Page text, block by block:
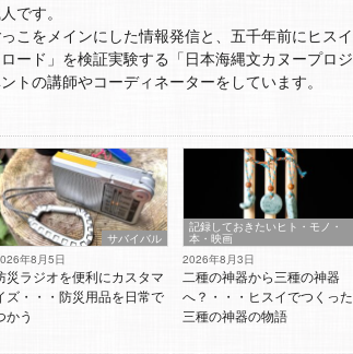
です。
こをメインにした情報発信と、五千年前にヒスイ
ード」を検証実験する「日本海縄文カヌープロジ
トの講師やコーディネーターをしています。
サバイバル
年8月5日
災ラジオを便利にカスタマ
ズ・・・防災用品を日常で
かう
記録しておきたいヒト・モノ・
本・映画
2026年8月3日
二種の神器から三種の神器
へ？・・・ヒスイでつくった
三種の神器の物語